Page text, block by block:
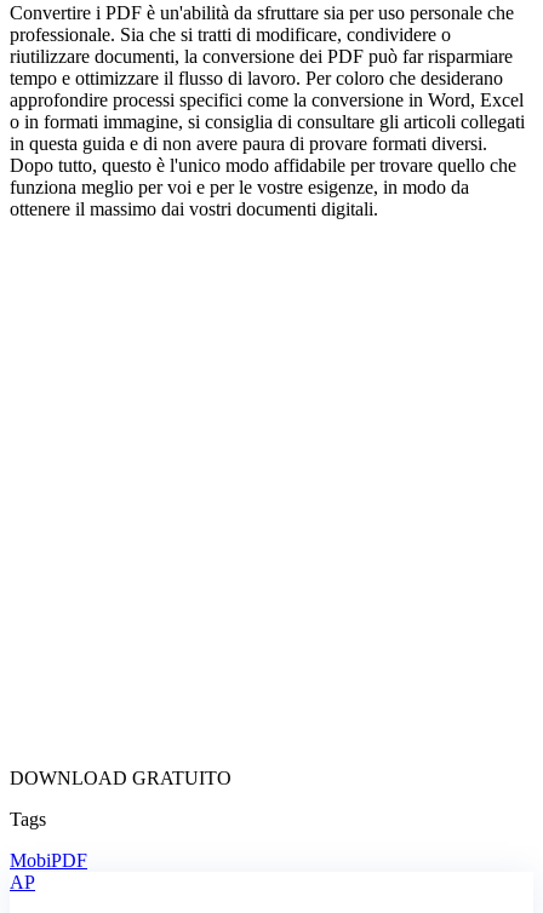
Convertire i PDF è un'abilità da sfruttare sia per uso personale che
professionale. Sia che si tratti di modificare, condividere o
riutilizzare documenti, la conversione dei PDF può far risparmiare
tempo e ottimizzare il flusso di lavoro. Per coloro che desiderano
approfondire processi specifici come la conversione in Word, Excel
o in formati immagine, si consiglia di consultare gli articoli collegati
in questa guida e di non avere paura di provare formati diversi.
Dopo tutto, questo è l'unico modo affidabile per trovare quello che
funziona meglio per voi e per le vostre esigenze, in modo da
ottenere il massimo dai vostri documenti digitali.
DOWNLOAD GRATUITO
Tags
MobiPDF
AP